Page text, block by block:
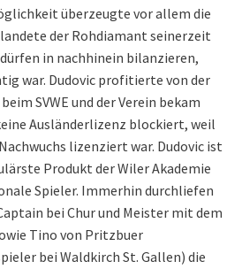
überzeugte vor allem die
der Rohdiamant seinerzeit
in nachhinein bilanzieren,
war. Dudovic profitierte von der
SVWE und der Verein bekam
Ausländerlizenz blockiert, weil
lizenziert war. Dudovic ist
Produkt der Wiler Akademie
Spieler. Immerhin durchliefen
bei Chur und Meister mit dem
Tino von Pritzbuer
bei Waldkirch St. Gallen) die